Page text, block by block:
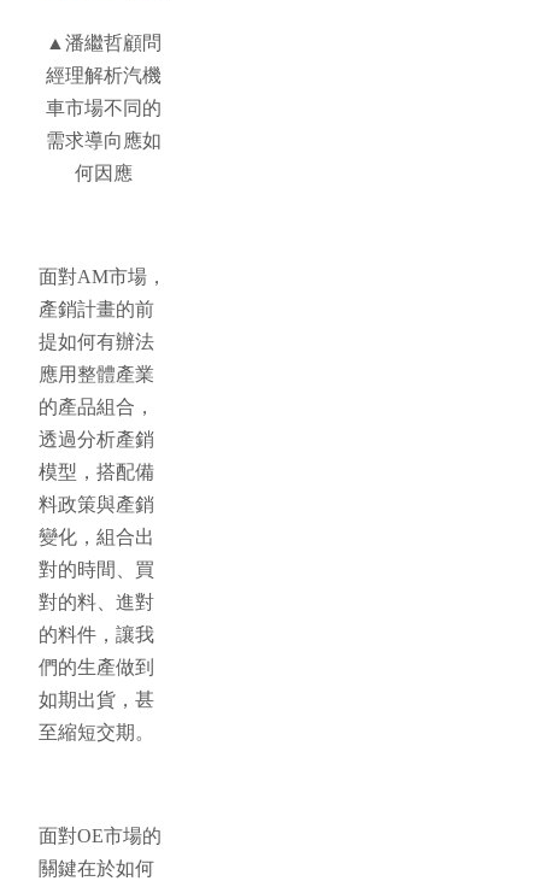
▲潘繼哲顧問
經理解析汽機
車市場不同的
需求導向應如
何因應
面對AM市場，
產銷計畫的前
提如何有辦法
應用整體產業
的產品組合，
透過分析產銷
模型，搭配備
料政策與產銷
變化，組合出
對的時間、買
對的料、進對
的料件，讓我
們的生產做到
如期出貨，甚
至縮短交期。
面對OE市場的
關鍵在於如何